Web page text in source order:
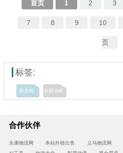
首页 1 2 3
7 8 9 10
页
标签:
新农村 美丽乡村
合作伙伴
永康物流网 本站外链出售 义乌物流网